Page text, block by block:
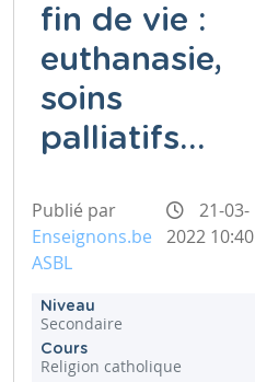
fin de vie :
euthanasie,
soins
palliatifs...
Publié par
Enseignons.be
ASBL
21-03-
2022 10:40
Niveau
Secondaire
Cours
Religion catholique